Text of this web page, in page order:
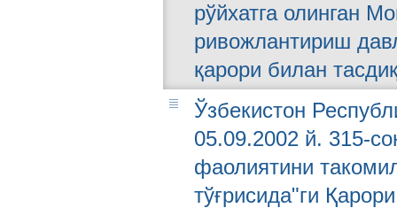
рўйхатга олинган
ривожлантириш
қарори билан
Ўзбекистон
05.09.2002 й. 315-
фаолиятини
тўғрисида"ги Қарори